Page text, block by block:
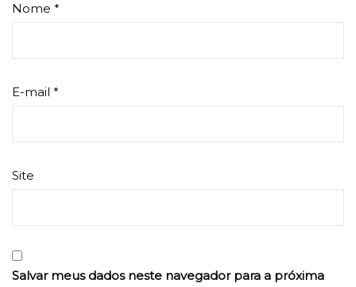
Nome *
E-mail *
Site
Salvar meus dados neste navegador para a próxima